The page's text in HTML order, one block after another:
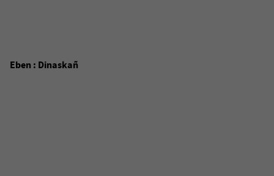
Eben : Dinaskañ